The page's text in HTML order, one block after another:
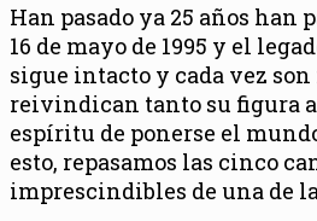
Han pasado ya 25 años han
16 de mayo de 1995 y el
sigue intacto y cada vez son
reivindican tanto su figura
espíritu de ponerse el
esto, repasamos las cinco
imprescindibles de una de